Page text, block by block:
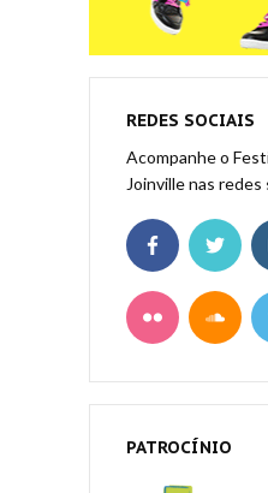
REDES SOCIAIS
Acompanhe o
Joinville nas redes
PATROCÍNIO